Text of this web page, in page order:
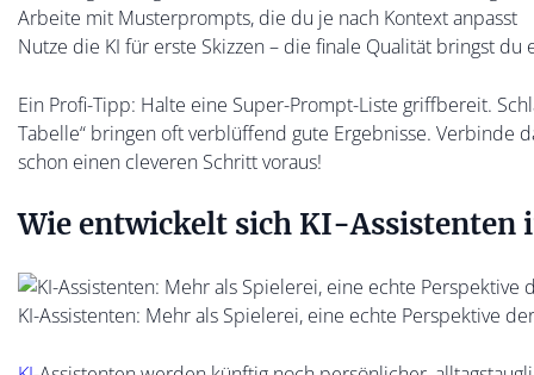
Arbeite mit Musterprompts, die du je nach Kontext anpasst
Nutze die KI für erste Skizzen – die finale Qualität bringst du
Ein Profi-Tipp: Halte eine Super-Prompt-Liste griffbereit.
Tabelle“ bringen oft verblüffend gute Ergebnisse. Verbinde
schon einen cleveren Schritt voraus!
Wie entwickelt sich KI-Assistenten
KI-Assistenten: Mehr als Spielerei, eine echte Perspektive